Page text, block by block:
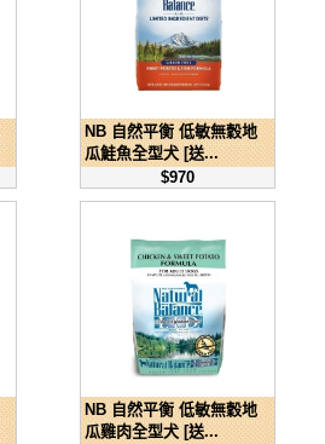
NB 自然平衡 低敏無穀地
瓜鮭魚全型犬 [送...
$970
NB 自然平衡 低敏無穀地
瓜雞肉全型犬 [送...